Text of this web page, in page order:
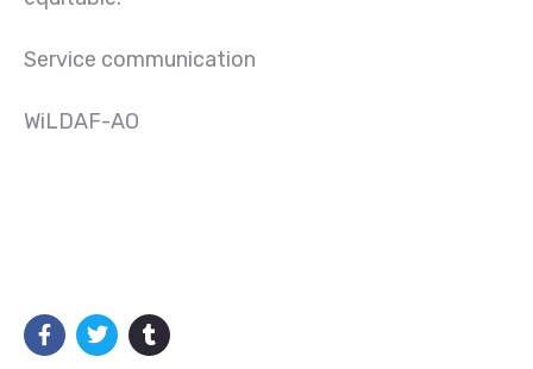
Service communication
WiLDAF-AO